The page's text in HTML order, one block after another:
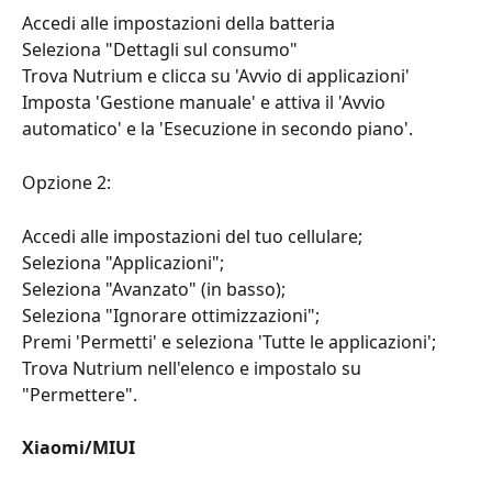
Accedi alle impostazioni della batteria
Seleziona "Dettagli sul consumo"
Trova Nutrium e clicca su 'Avvio di applicazioni'
Imposta 'Gestione manuale' e attiva il 'Avvio
automatico' e la 'Esecuzione in secondo piano'.
Opzione 2:
Accedi alle impostazioni del tuo cellulare;
Seleziona "Applicazioni";
Seleziona "Avanzato" (in basso);
Seleziona "Ignorare ottimizzazioni";
Premi 'Permetti' e seleziona 'Tutte le applicazioni';
Trova Nutrium nell'elenco e impostalo su
"Permettere".
Xiaomi/MIUI